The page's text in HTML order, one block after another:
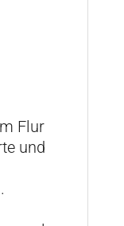
Flur
und